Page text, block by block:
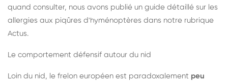
quand consulter, nous avons publié un guide détaillé sur les
allergies aux piqûres d'hyménoptères dans notre rubrique
Actus.
Le comportement défensif autour du nid
Loin du nid, le frelon européen est paradoxalement peu